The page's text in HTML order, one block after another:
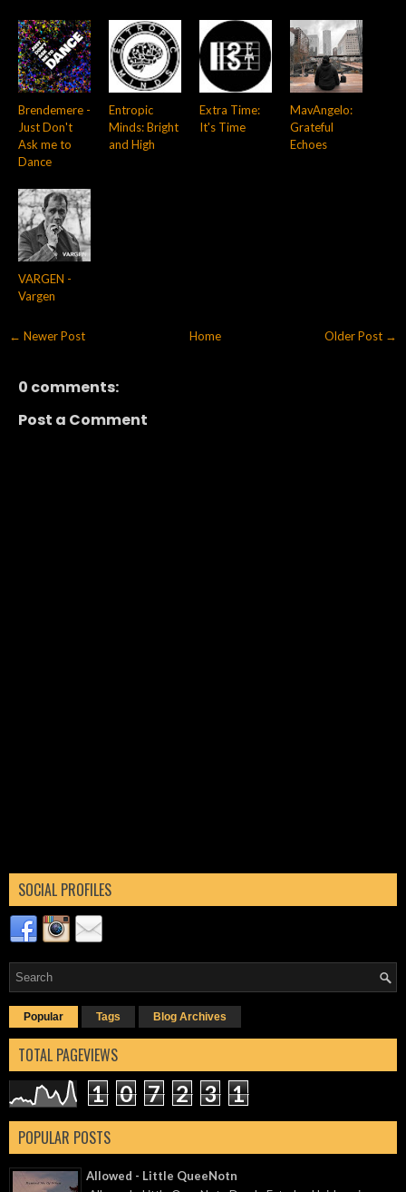
Brendemere -
Just Don't
Ask me to
Dance
Entropic
Minds: Bright
and High
Extra Time:
It's Time
MavAngelo:
Grateful
Echoes
VARGEN -
Vargen
← Newer Post Older Post →
Home
0 comments:
Post a Comment
SOCIAL PROFILES
Popular Tags Blog Archives
TOTAL PAGEVIEWS
1 0 7 2 3 1
POPULAR POSTS
Allowed - Little QueeNotn